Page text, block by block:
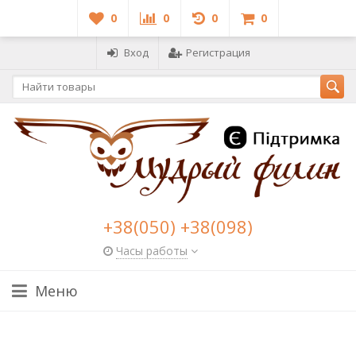
0 0 0 0
Вход Регистрация
+38(050) +38(098)
Часы работы
Меню